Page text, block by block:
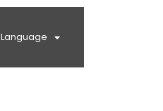
Language